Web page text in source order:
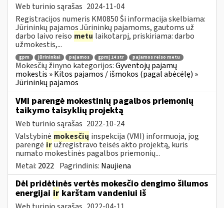
Web turinio sąrašas 2024-11-04
Registracijos numeris KM0850 Ši informacija skelbiama:
Jūrininkų pajamos Jūrininkų pajamoms, gautoms už
darbo laivo reiso metu laikotarpį, priskiriama: darbo
užmokestis,...
gpm jūrininkai pajamos gpmį 14 str pajamos reiso metu
Mokesčių žinyno kategorijos:Gyventojų pajamų
mokestis » Kitos pajamos / išmokos (pagal abėcėlę) »
Jūrininkų pajamos
VMI parengė mokestinių pagalbos priemonių
taikymo taisyklių projektą
Web turinio sąrašas 2022-10-24
Valstybinė mokesčių inspekcija (VMI) informuoja, jog
parengė iružregistravo teisės akto projektą, kuris
numato mokestinės pagalbos priemonių...
Metai: 2022 Pagrindinis: Naujiena
Dėl pridėtinės vertės mokesčio dengimo šilumos
energijai ir karštam vandeniui iš